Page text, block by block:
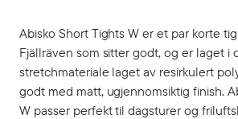
Abisko Short Tights W er et par korte
Fjällräven som sitter godt, og er laget i
stretchmateriale laget av resirkulert
godt med matt, ugjennomsiktig finish.
W passer perfekt til dagsturer og